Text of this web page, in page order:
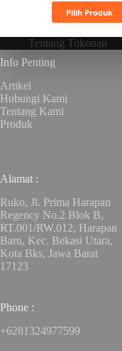
Pilih Produk
Tentang Tokonan
Info Penting
Artikel
Hubungi Kami
Tentang Kami
Produk
Alamat :
Ruko, Jl. Prima Harapan
Regency No.2 Blok B,
RT.001/RW.012, Harapan
Baru, Kec. Bekasi Utara,
Kota Bks, Jawa Barat
17123
Phone :
+6281324977599